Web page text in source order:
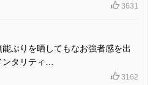
3631
ぶりを晒してもなお強者感を出
タリティ…
3162